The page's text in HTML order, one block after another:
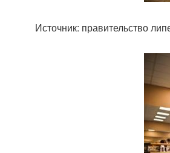
Источник: правительство